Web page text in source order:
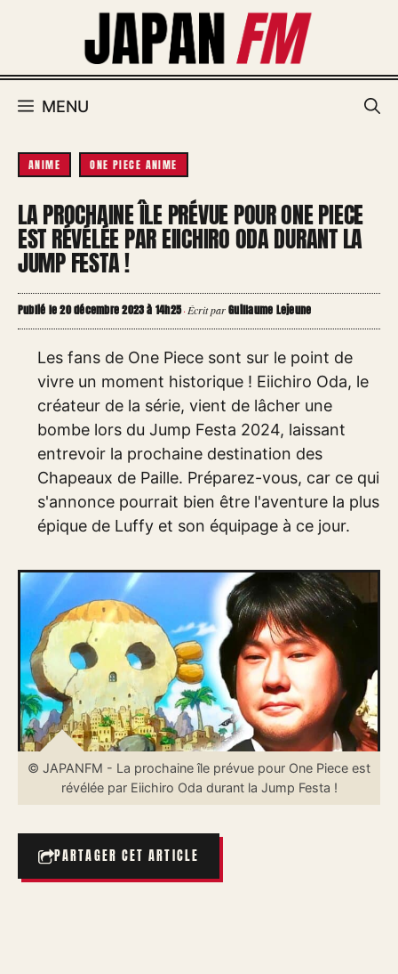
MENU
ANIME ONE PIECE ANIME
LA PROCHAINE ÎLE PRÉVUE POUR ONE PIECE
EST RÉVÉLÉE PAR EIICHIRO ODA DURANT LA
JUMP FESTA !
Publié le 20 décembre 2023 à 14h25·Écrit parGuillaume Lejeune
Les fans de One Piece sont sur le point de
vivre un moment historique ! Eiichiro Oda, le
créateur de la série, vient de lâcher une
bombe lors du Jump Festa 2024, laissant
entrevoir la prochaine destination des
Chapeaux de Paille. Préparez-vous, car ce qui
s'annonce pourrait bien être l'aventure la plus
épique de Luffy et son équipage à ce jour.
© JAPANFM - La prochaine île prévue pour One Piece est
révélée par Eiichiro Oda durant la Jump Festa !
PARTAGER CET ARTICLE